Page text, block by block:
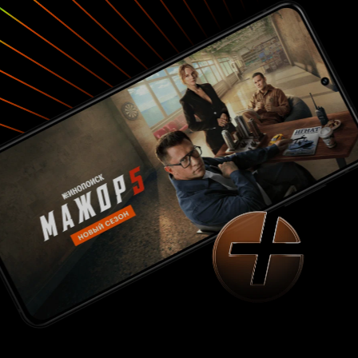
снова начал функционировать, его нужно…
засунуть в мешок с рисом. Рубрика «Хозяйке
на заметку», ага. Убого и пресно, хотя зачатки
детективности вроде как и есть. В общем,
получился ещё один американский сериальчик
для вечернего фонового просмотра. Ещё один
– в длинный список многосериек«про
эксцентричного детектива и его
рациональную напарницу, которые чем
. Возможно, через пару
серий случится чудо, сценаристы выдадут
нечто гениальное, а Ли Миллер станет лучшим
исполнителем роли Холмса всех времён и
народов, но для меня Elementary закончился
вместе с пилотом. Скучно. Простите, мистер
Холмс.